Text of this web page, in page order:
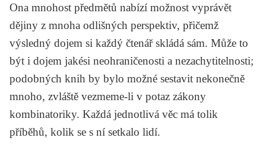
Ona mnohost předmětů nabízí možnost vyprávět
dějiny z mnoha odlišných perspektiv, přičemž
výsledný dojem si každý čtenář skládá sám. Může to
být i dojem jakési neohraničenosti a nezachytitelnosti;
podobných knih by bylo možné sestavit nekonečně
mnoho, zvláště vezmeme-li v potaz zákony
kombinatoriky. Každá jednotlivá věc má tolik
příběhů, kolik se s ní setkalo lidí.